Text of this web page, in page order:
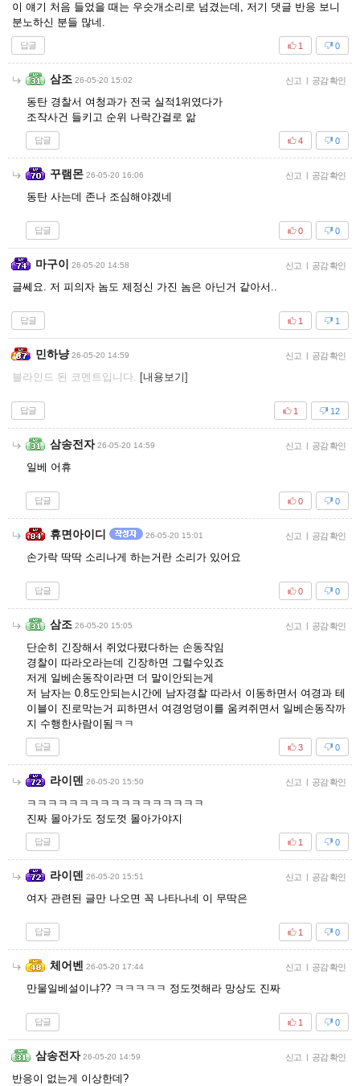
이 얘기 처음 들었을 때는 우슷개소리로 넘겼는데, 저기 댓글 반응 보니
분노하신 분들 많네.
답글 0
1
삼조 26-05-20 15:02 신고 | 공감 확인
동탄 경찰서 여청과가 전국 실적1위였다가
조작사건 들키고 순위 나락간걸로 앎
답글 0
4
꾸램몬 26-05-20 16:06 신고 | 공감 확인
동탄 사는데 존나 조심해야겠네
답글 0
0
마구이 26-05-20 14:58 신고 | 공감 확인
글쎄요. 저 피의자 놈도 제정신 가진 놈은 아닌거 같아서..
답글 1
1
민하냥 26-05-20 14:59 신고 | 공감 확인
블라인드 된 코멘트입니다. [내용보기]
답글 12
1
삼송전자 26-05-20 14:59 신고 | 공감 확인
일베 어휴
답글 0
0
휴면아이디 26-05-20 15:01 신고 | 공감 확인
손가락 딱딱 소리나게 하는거란 소리가 있어요
답글 0
0
삼조 26-05-20 15:05 신고 | 공감 확인
단순히 긴장해서 쥐었다폈다하는 손동작임
경찰이 따라오라는데 긴장하면 그럴수있죠
저게 일베손동작이라면 더 말이안되는게
저 남자는 0.8도안되는시간에 남자경찰 따라서 이동하면서 여경과 테
이블이 진로막는거 피하면서 여경엉덩이를 움켜쥐면서 일베손동작까
지 수행한사람이됨ㅋㅋ
답글 0
3
라이덴 26-05-20 15:50 신고 | 공감 확인
ㅋㅋㅋㅋㅋㅋㅋㅋㅋㅋㅋㅋㅋㅋㅋㅋㅋ
진짜 몰아가도 정도껏 몰아가야지
답글 0
1
라이덴 26-05-20 15:51 신고 | 공감 확인
여자 관련된 글만 나오면 꼭 나타나네 이 무딱은
답글 0
1
체어벤 26-05-20 17:44 신고 | 공감 확인
만물일베설이냐?? ㅋㅋㅋㅋㅋ 정도껏해라 망상도 진짜
답글 0
1
삼송전자 26-05-20 14:59 신고 | 공감 확인
반응이 없는게 이상한데?